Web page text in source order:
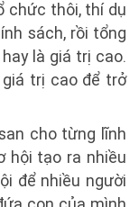
chức thôi, thí dụ
sách, rồi tổng
là giá trị cao.
giá trị cao để trở
cho từng lĩnh
hội tạo ra nhiều
để nhiều người